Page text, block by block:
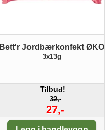
Bett'r Jordbærkonfekt ØKO
3x13g
Tilbud!
32,-
27,-